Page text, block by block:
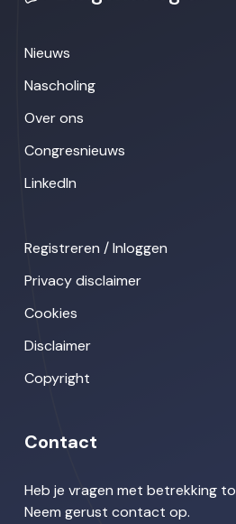
Nieuws
Nascholing
Over ons
Congresnieuws
LinkedIn
Registreren / Inloggen
Privacy disclaimer
Cookies
Disclaimer
Copyright
Contact
Heb je vragen met betrekking
Neem gerust contact op.